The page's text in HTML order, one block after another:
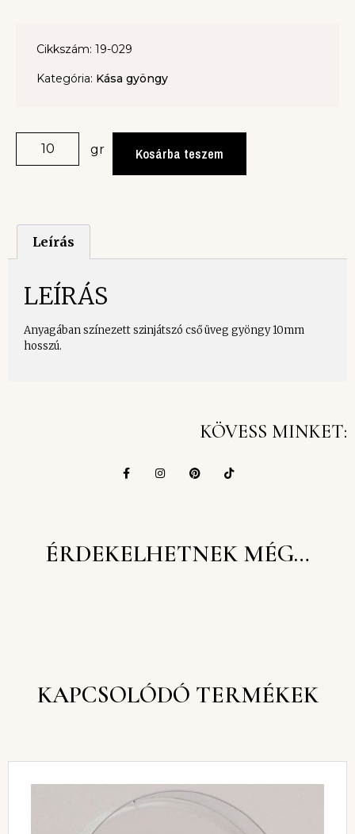
Cikkszám: 19-029
Kategória: Kása gyöngy
gr Kosárba teszem
Leírás
LEÍRÁS
Anyagában színezett szinjátszó cső üveg gyöngy 10mm
hosszú.
KÖVESS MINKET:
ÉRDEKELHETNEK MÉG…
KAPCSOLÓDÓ TERMÉKEK